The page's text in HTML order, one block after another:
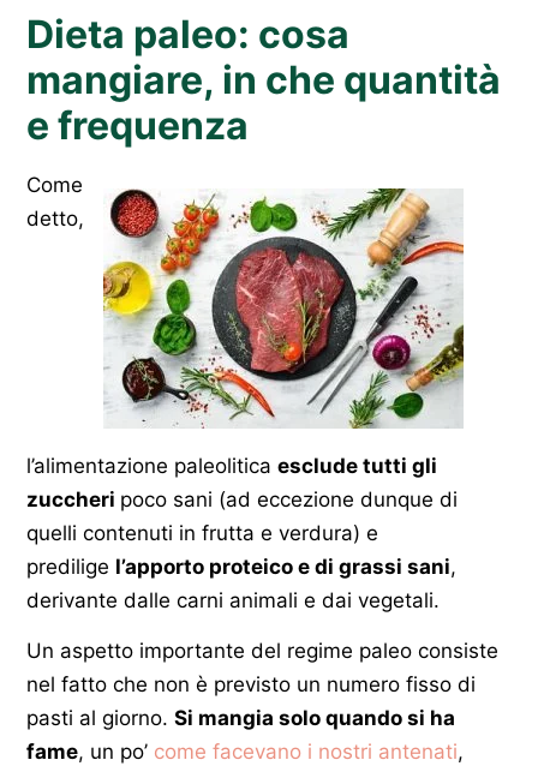
Dieta paleo: cosa
mangiare, in che quantità
e frequenza
Come
detto,
l’alimentazione paleolitica esclude tutti gli
zuccheri poco sani (ad eccezione dunque di
quelli contenuti in frutta e verdura) e
predilige l’apporto proteico e di grassi sani,
derivante dalle carni animali e dai vegetali.
Un aspetto importante del regime paleo consiste
nel fatto che non è previsto un numero fisso di
pasti al giorno. Si mangia solo quando si ha
fame, un po’ come facevano i nostri antenati,